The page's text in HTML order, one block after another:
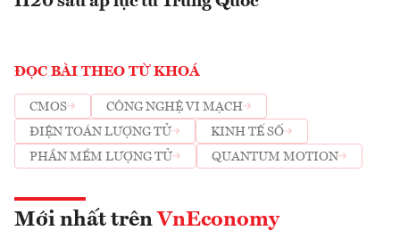
ĐỌC BÀI THEO TỪ KHOÁ
CMOS
CÔNG NGHỆ VI MẠCH
ĐIỆN TOÁN LƯỢNG TỬ
KINH TẾ SỐ
PHẦN MỀM LƯỢNG TỬ
QUANTUM MOTION
Mới nhất trên VnEconomy